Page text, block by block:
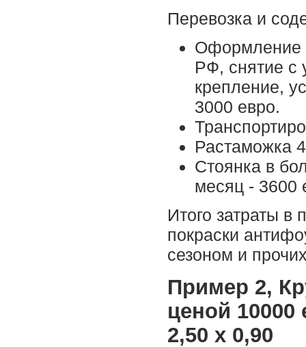
Перевозка и
Оформление
РФ, снятие с
крепление,
3000 евро.
Растаможка
Стоянка в
месяц - 3600
Итого затраты в
покраски
сезоном и
Пример 2,
ценой 10000
2,50 х 0,90